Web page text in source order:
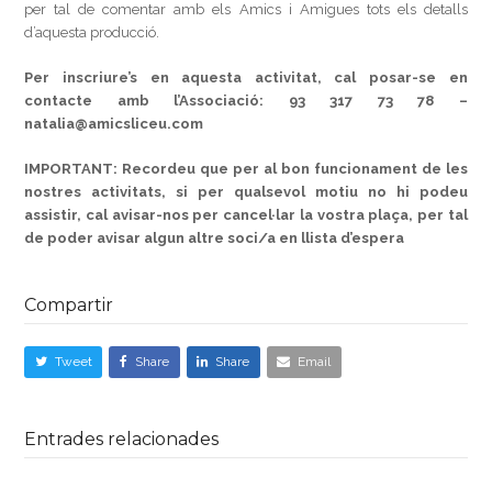
per tal de comentar amb els Amics i Amigues tots els detalls
d’aquesta producció.
Per inscriure’s en aquesta activitat, cal posar-se en
contacte amb l’Associació: 93 317 73 78 –
natalia@amicsliceu.com
IMPORTANT: Recordeu que per al bon funcionament de les
nostres activitats, si per qualsevol motiu no hi podeu
assistir, cal avisar-nos per cancel·lar la vostra plaça, per tal
de poder avisar algun altre soci/a en llista d’espera
Compartir
Tweet Share Share Email
Entrades relacionades